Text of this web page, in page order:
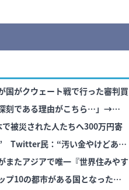
国がクウェート戦で行った審判買
刻である理由がこちら…」→「こ
つ…（ﾌﾞﾙﾌﾞﾙ」＝韓国の反応
被災された人たちへ300万円寄
Twitter民：“汚い金やけどあり
外の反応】
またアジアで唯一『世界住みやす
プ10の都市がある国となった